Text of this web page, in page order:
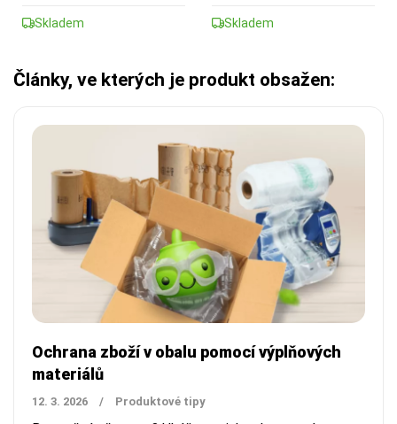
Skladem Skladem
Články, ve kterých je produkt obsažen:
Ochrana zboží v obalu pomocí výplňových
materiálů
12. 3. 2026 / Produktové tipy